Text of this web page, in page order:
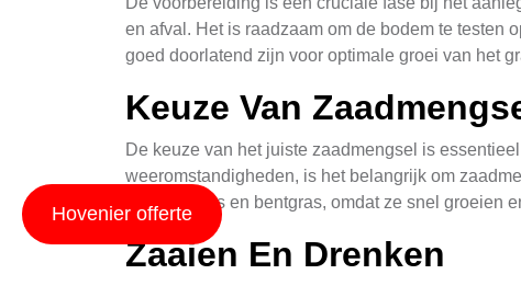
en afval. Het is raadzaam om de bodem te testen
goed doorlatend zijn voor optimale groei van het
Keuze Van
De keuze van het juiste zaadmengsel is
weeromstandigheden, is het belangrijk om
fijnstraalgras en bentgras, omdat ze snel groeien
Zaaien En Drenken
Hovenier offerte